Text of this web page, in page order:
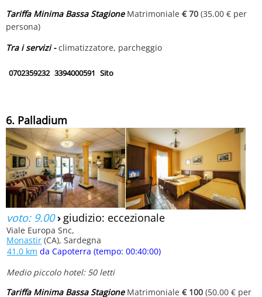
Tariffa Minima Bassa StagioneMatrimoniale € 70 (35.00 € per
persona)
Tra i servizi -climatizzatore, parcheggio
0702359232 3394000591 Sito
6. Palladium
voto: 9.00› giudizio: eccezionale
Viale Europa Snc,
Monastir (CA), Sardegna
41.0 km da Capoterra (tempo: 00:40:00)
Medio piccolo hotel: 50 letti
Tariffa Minima Bassa StagioneMatrimoniale € 100 (50.00 € per